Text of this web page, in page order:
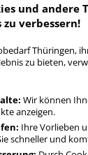
A4
und andere
verbessern!
Thüringen,
zu bieten,
Wir können
anzeigen.
Ihre Vorlieben
schneller und